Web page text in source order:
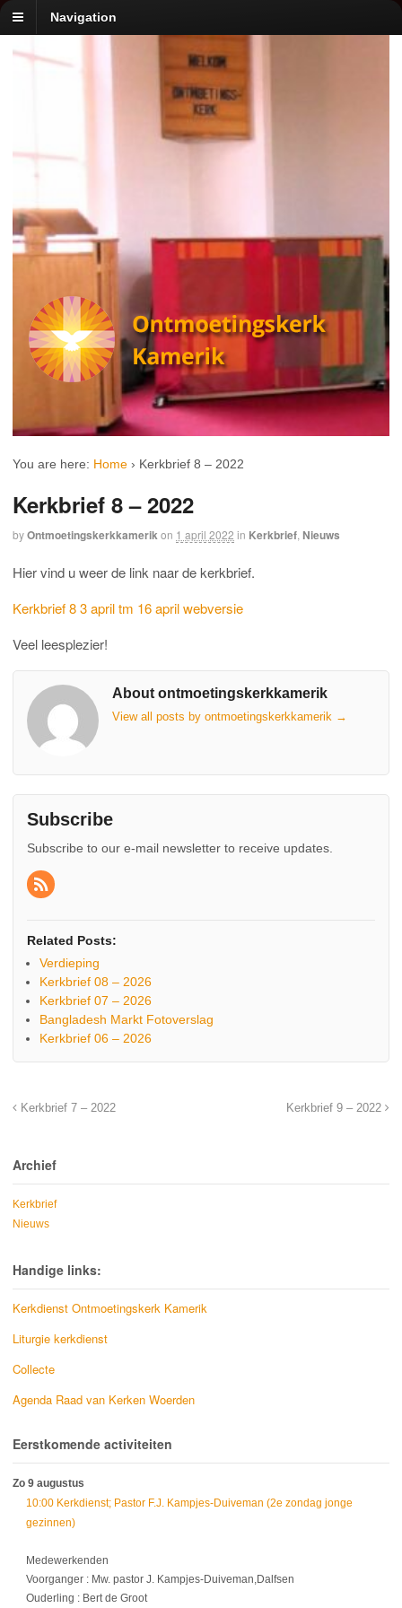
Navigation
You are here: Home › Kerkbrief 8 – 2022
Kerkbrief 8 – 2022
byOntmoetingskerkkamerikon 1 april 2022 in Kerkbrief Nieuws
Hier vind u weer de link naar de kerkbrief.
Kerkbrief 8 3 april tm 16 april webversie
Veel leesplezier!
About ontmoetingskerkkamerik
View all posts by ontmoetingskerkkamerik →
Subscribe
Subscribe to our e-mail newsletter to receive updates.
Related Posts:
Verdieping
Kerkbrief 08 – 2026
Kerkbrief 07 – 2026
Bangladesh Markt Fotoverslag
Kerkbrief 06 – 2026
Kerkbrief 7 – 2022 Kerkbrief 9 – 2022
Archief
Kerkbrief
Nieuws
Handige links:
Kerkdienst Ontmoetingskerk Kamerik
Liturgie kerkdienst
Collecte
Agenda Raad van Kerken Woerden
Eerstkomende activiteiten
Zo 9 augustus
10:00 Kerkdienst; Pastor F.J. Kampjes-Duiveman (2e zondag jonge
gezinnen)
Medewerkenden
Voorganger : Mw. pastor J. Kampjes-Duiveman,Dalfsen
Ouderling : Bert de Groot